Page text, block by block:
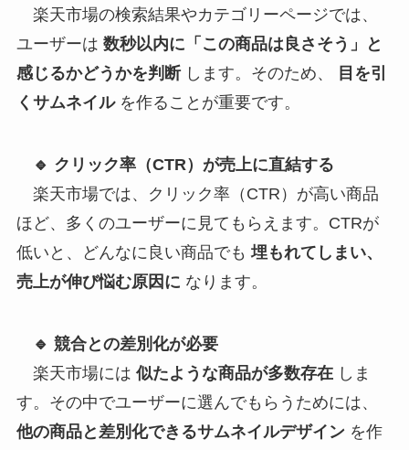
楽天市場の検索結果やカテゴリーページでは、
ユーザーは 数秒以内に「この商品は良さそう」と
感じるかどうかを判断します。そのため、
目を引
くサムネイルを作ることが重要です。
🔹 クリック率（CTR）が売上に直結する
楽天市場では、クリック率（CTR）が高い商品
ほど、多くのユーザーに見てもらえます。CTRが
低いと、どんなに良い商品でも埋もれてしまい、
売上が伸び悩む原因に なります。
🔹 競合との差別化が必要
楽天市場には 似たような商品が多数存在しま
す。その中でユーザーに選んでもらうためには、
他の商品と差別化できるサムネイルデザインを作